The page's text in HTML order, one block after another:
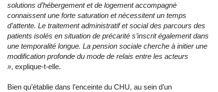
solutions d’hébergement et de logement accompagné
connaissent une forte saturation et nécessitent un temps
d’attente. Le traitement administratif et social des parcours des
patients isolés en situation de précarité s’inscrit également dans
une temporalité longue. La pension sociale cherche à initier une
modification profonde du mode de relais entre les acteurs
», explique-t-elle.
Bien qu’établie dans l’enceinte du CHU, au sein d’un